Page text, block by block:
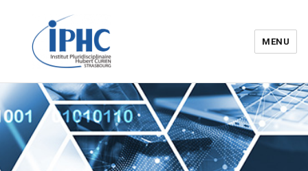
Institut pluridisciplinaire Hubert
Curien – IPHC
MENU